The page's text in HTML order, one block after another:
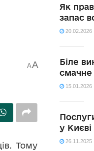
AA
Тому
Як
запас
20.02.2026
Біле
смачне
15.01.2026
у Києві
26.11.2025